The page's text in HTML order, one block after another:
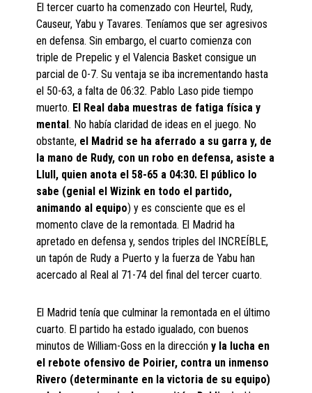
El tercer cuarto ha comenzado con Heurtel, Rudy,
Causeur, Yabu y Tavares. Teníamos que ser agresivos
en defensa. Sin embargo, el cuarto comienza con
triple de Prepelic y el Valencia Basket consigue un
parcial de 0-7. Su ventaja se iba incrementando hasta
el 50-63, a falta de 06:32. Pablo Laso pide tiempo
muerto. El Real daba muestras de fatiga física y
mental. No había claridad de ideas en el juego. No
obstante, el Madrid se ha aferrado a su garra y, de
la mano de Rudy, con un robo en defensa, asiste a
Llull, quien anota el 58-65 a 04:30. El público lo
sabe (genial el Wizink en todo el partido,
animando al equipo) y es consciente que es el
momento clave de la remontada. El Madrid ha
apretado en defensa y, sendos triples del INCREÍBLE,
un tapón de Rudy a Puerto y la fuerza de Yabu han
acercado al Real al 71-74 del final del tercer cuarto.
El Madrid tenía que culminar la remontada en el último
cuarto. El partido ha estado igualado, con buenos
minutos de William-Goss en la direccióny la lucha en
el rebote ofensivo de Poirier, contra un inmenso
Rivero (determinante en la victoria de su equipo)